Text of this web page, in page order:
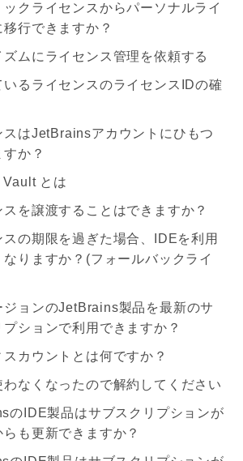
ックライセンスからパーソナルライ
移行できますか？
ズムにライセンス管理を依頼する
いるライセンスのライセンスIDの確
スはJetBrainsアカウントにひもつ
か？
とは
スを譲渡することはできますか？
スの期限を過ぎた場合、IDEを利用
なりますか？(フォールバックライ
ジョンのJetBrains製品を最新のサ
プションで利用できますか？
カウントとは何ですか？
わなくなったので解約してください
のIDE製品はサブスクリプションが
も更新できますか？